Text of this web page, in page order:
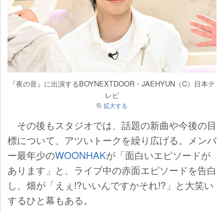
『夜の音』に出演するBOYNEXTDOOR・JAEHYUN（C）日本テ
レビ
拡大する
その後もスタジオでは、話題の新曲や今後の目
標について、アツいトークを繰り広げる。メンバ
ー最年少のWOONHAKが「面白いエピソードが
あります」と、ライブ中の赤面エピソードを告白
し、畑が「えぇ!?いいんですかそれ!?」と大笑い
するひと幕もある。